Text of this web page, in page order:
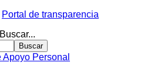
Portal de transparencia
Buscar...
Buscar